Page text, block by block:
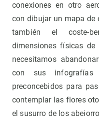
conexiones en otro
con dibujar un mapa de
también el coste-
dimensiones físicas de
necesitamos
con sus
preconcebidos para
contemplar las flores
el susurro de los